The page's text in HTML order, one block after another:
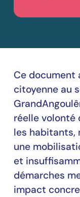
Ce document
citoyenne au
réelle volonté
les habitants,
une
et
démarches
impact